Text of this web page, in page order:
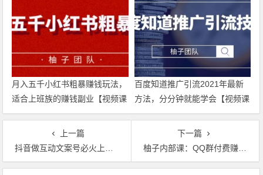
月入五千小红书粗暴赚钱玩法，
适合上班族的赚钱副业【视频课
程】
百度知道推广引流2021年最新
方法，分分钟就能学会【视频课
程】
上一篇
抖音做互动文案号必火上热门，轻松引流到公众号，两天吸粉2W+【视频教程】
下一篇
柚子内部课：QQ群付费赚钱项目，低成本后期轻松实现躺赚月入过万【视频教程】